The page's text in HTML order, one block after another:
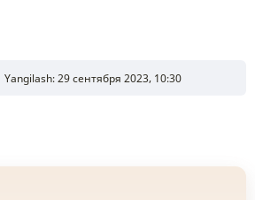
Yangilash: 29 сентября 2023, 10:30